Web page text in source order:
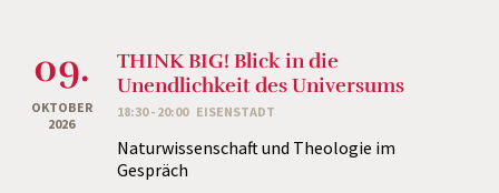
09.
OKTOBER
2026
THINK BIG! Blick in die
Unendlichkeit des Universums
18:30 - 20:00 EISENSTADT
Naturwissenschaft und Theologie im
Gespräch